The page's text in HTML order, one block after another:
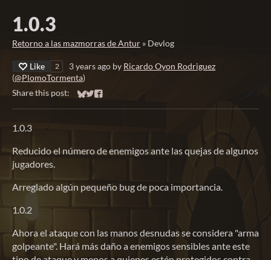
1.0.3
Retorno a las mazmorras de Antur » Devlog
Like 2 3 years ago by Ricardo Oyon Rodriguez
(@PlomoTormenta)
Share this post:
Share on Bluesky
Share on Twitter
Share on Facebook
1.0.3
Reducido el número de enemigos ante las quejas de algunos
jugadores.
Arreglado algún pequeño bug de poca importancia.
1.0.2
Ahora el ataque con las manos desnudas se considera "arma
golpeante". Hará más daño a enemigos sensibles ante este